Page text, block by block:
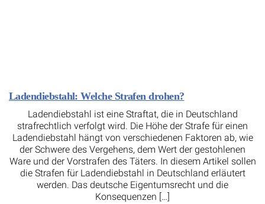
Ladendiebstahl: Welche Strafen drohen?
Ladendiebstahl ist eine Straftat, die in Deutschland
strafrechtlich verfolgt wird. Die Höhe der Strafe für einen
Ladendiebstahl hängt von verschiedenen Faktoren ab, wie
der Schwere des Vergehens, dem Wert der gestohlenen
Ware und der Vorstrafen des Täters. In diesem Artikel sollen
die Strafen für Ladendiebstahl in Deutschland erläutert
werden. Das deutsche Eigentumsrecht und die
Konsequenzen […]